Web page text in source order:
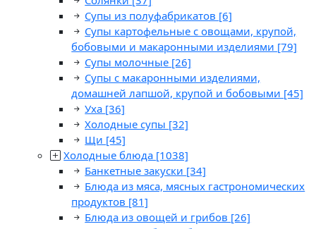
Супы из полуфабрикатов [6]
Супы картофельные с овощами, крупой,
бобовыми и макаронными изделиями [79]
Супы молочные [26]
Супы с макаронными изделиями,
домашней лапшой, крупой и бобовыми [45]
Уха [36]
Холодные супы [32]
Щи [45]
Холодные блюда [1038]
Банкетные закуски [34]
Блюда из мяса, мясных гастрономических
продуктов [81]
Блюда из овощей и грибов [26]